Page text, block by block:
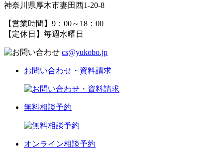
神奈川県厚木市妻田西1-20-8
【営業時間】9：00～18：00
【定休日】毎週水曜日
cs@yukobo.jp
お問い合わせ・資料請求
無料相談予約
オンライン相談予約